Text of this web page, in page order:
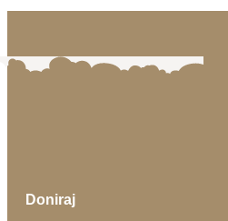
Doniraj